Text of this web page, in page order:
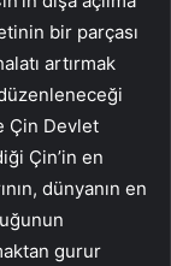
bir parçası
artırmak
Çin Devlet
Çin’in en
dünyanın en
gurur